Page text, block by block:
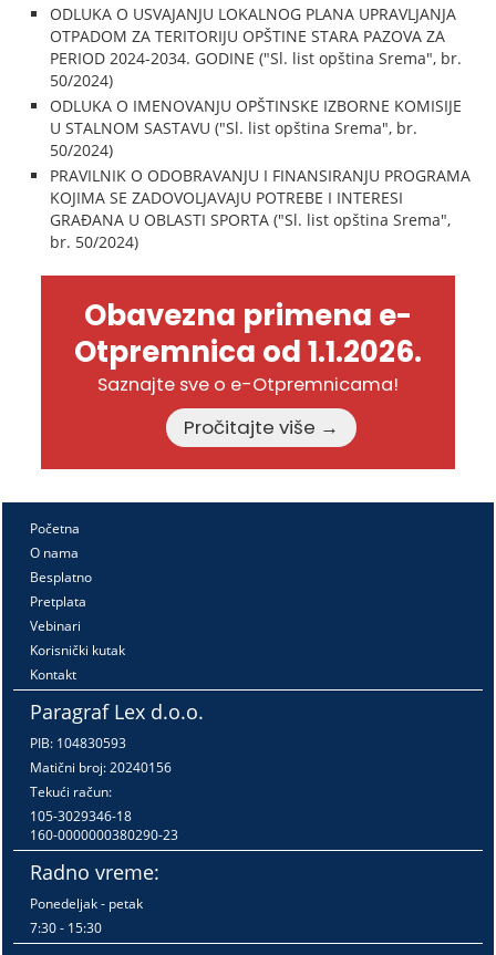
ODLUKA O USVAJANJU LOKALNOG PLANA UPRAVLJANJA
OTPADOM ZA TERITORIJU OPŠTINE STARA PAZOVA ZA
PERIOD 2024-2034. GODINE ("Sl. list opština Srema", br.
50/2024)
ODLUKA O IMENOVANJU OPŠTINSKE IZBORNE KOMISIJE
U STALNOM SASTAVU ("Sl. list opština Srema", br.
50/2024)
PRAVILNIK O ODOBRAVANJU I FINANSIRANJU PROGRAMA
KOJIMA SE ZADOVOLJAVAJU POTREBE I INTERESI
GRAĐANA U OBLASTI SPORTA ("Sl. list opština Srema",
br. 50/2024)
Obavezna primena e-
Otpremnica od 1.1.2026.
Saznajte sve o e-Otpremnicama!
Pročitajte više →
Početna
O nama
Besplatno
Pretplata
Vebinari
Korisnički kutak
Kontakt
Paragraf Lex d.o.o.
PIB: 104830593
Matični broj: 20240156
Tekući račun:
105-3029346-18
160-0000000380290-23
Radno vreme:
Ponedeljak - petak
7:30 - 15:30